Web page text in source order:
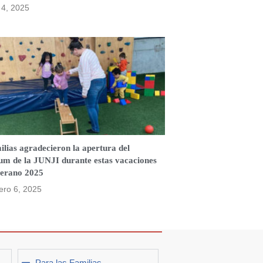
2025
agradecieron la apertura del
de la JUNJI durante estas vacaciones
2025
6, 2025